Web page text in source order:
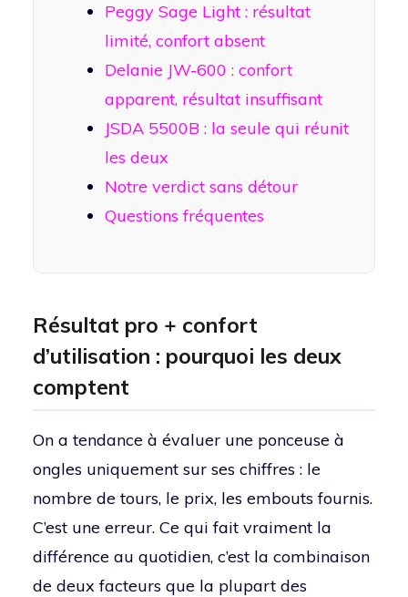
Peggy Sage Light : résultat
limité, confort absent
Delanie JW-600 : confort
apparent, résultat insuffisant
JSDA 5500B : la seule qui réunit
les deux
Notre verdict sans détour
Questions fréquentes
Résultat pro + confort
d’utilisation : pourquoi les deux
comptent
On a tendance à évaluer une ponceuse à
ongles uniquement sur ses chiffres : le
nombre de tours, le prix, les embouts fournis.
C’est une erreur. Ce qui fait vraiment la
différence au quotidien, c’est la combinaison
de deux facteurs que la plupart des